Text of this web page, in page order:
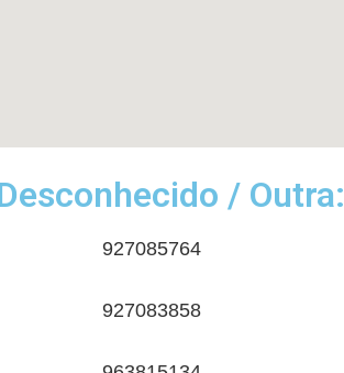
/ Outra:
927085764
927083858